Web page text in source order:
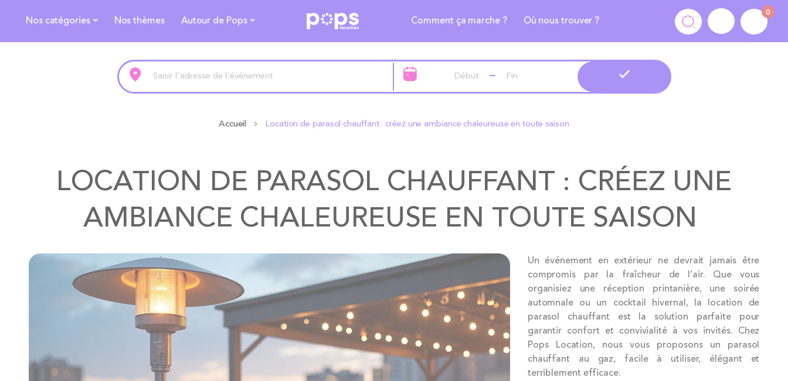
Nos catégories Nos thèmes Autour de Pops Comment ça marche ? Où nous trouver ?
0
Accueil Location de parasol chauffant : créez une ambiance chaleureuse en toute saison
LOCATION DE PARASOL CHAUFFANT : CRÉEZ UNE
AMBIANCE CHALEUREUSE EN TOUTE SAISON
Un événement en extérieur ne devrait jamais être
compromis par la fraîcheur de l’air. Que vous
organisiez une réception printanière, une soirée
automnale ou un cocktail hivernal, la location de
parasol chauffant est la solution parfaite pour
garantir confort et convivialité à vos invités. Chez
Pops Location, nous vous proposons un parasol
chauffant au gaz, facile à utiliser, élégant et
terriblement efficace.